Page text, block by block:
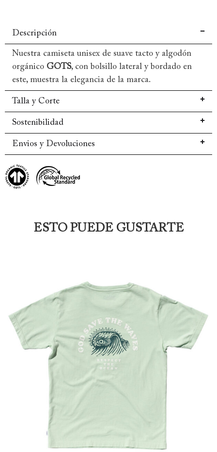
Descripción
Nuestra camiseta unisex de suave tacto y algodón
orgánico GOTS, con bolsillo lateral y bordado en
este, muestra la elegancia de la marca.
Talla y Corte
Sostenibilidad
Envios y Devoluciones
ESTO PUEDE GUSTARTE